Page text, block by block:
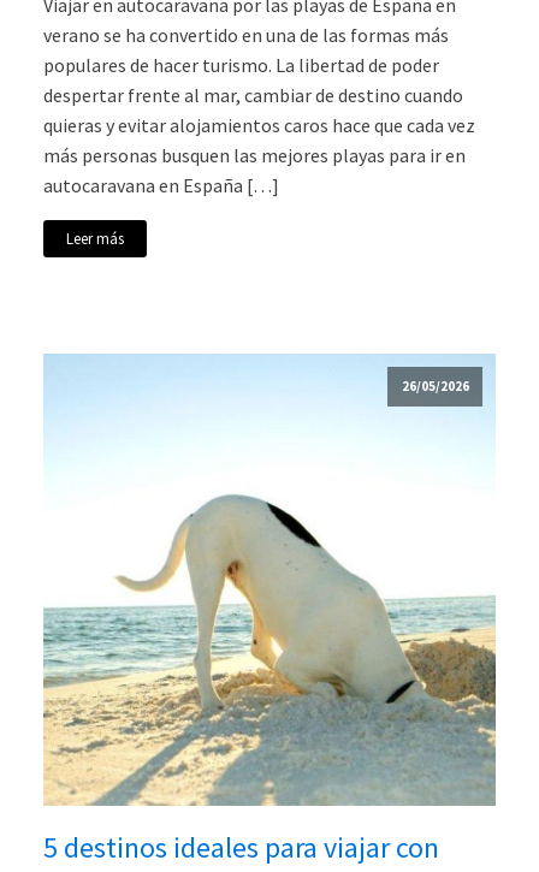
verano se ha convertido en una de las formas más
populares de hacer turismo. La libertad de poder
despertar frente al mar, cambiar de destino cuando
quieras y evitar alojamientos caros hace que cada vez
más personas busquen las mejores playas para ir en
autocaravana en España […]
Leer más
26/05/2026
5 destinos ideales para viajar con